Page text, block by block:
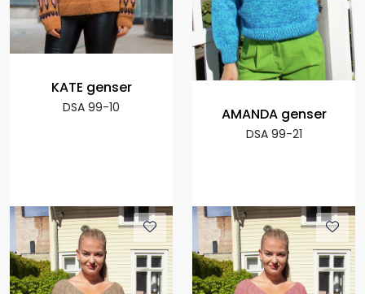
KATE genser
DSA 99-10 AMANDA genser
DSA 99-21